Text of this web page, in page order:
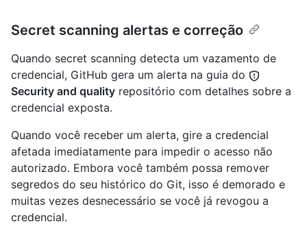
Secret scanning alertas e correção
Quando secret scanning detecta um vazamento de
credencial, GitHub gera um alerta na guia do
Security and quality repositório com detalhes sobre a
credencial exposta.
Quando você receber um alerta, gire a credencial
afetada imediatamente para impedir o acesso não
autorizado. Embora você também possa remover
segredos do seu histórico do Git, isso é demorado e
muitas vezes desnecessário se você já revogou a
credencial.